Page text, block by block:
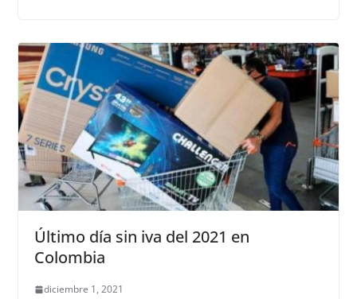
Último día sin iva del 2021 en
Colombia
diciembre 1, 2021